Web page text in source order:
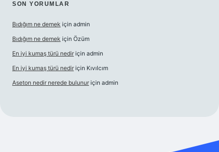
SON YORUMLAR
Bıdığım ne demek için admin
Bıdığım ne demek için Özüm
En iyi kumaş türü nedir için admin
En iyi kumaş türü nedir için Kıvılcım
Aseton nedir nerede bulunur için admin